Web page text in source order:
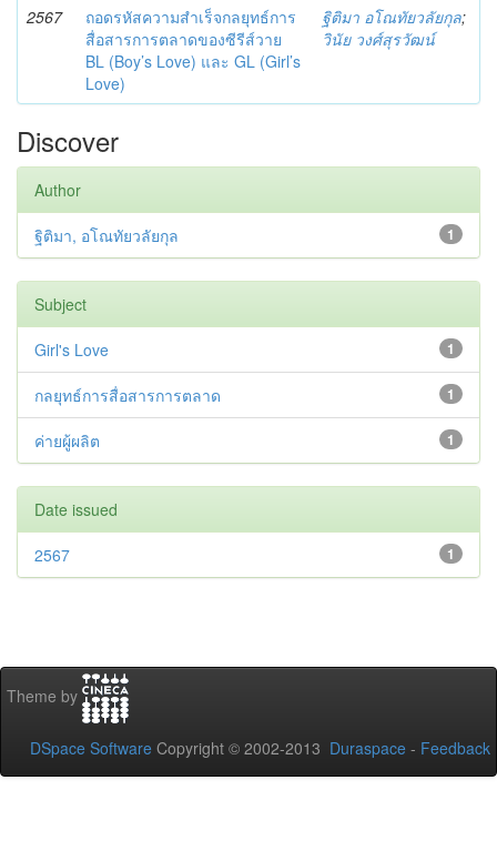
2567
ถอดรหัสความสำเร็จกลยุทธ์การ
สื่อสารการตลาดของซีรีส์วาย
BL (Boy’s Love) และ GL (Girl’s
Love)
ฐิติมา อโณทัยวลัยกุล;
วินัย วงศ์สุรวัฒน์
Discover
Author
1
ฐิติมา, อโณทัยวลัยกุล
Subject
1
Girl's Love
1
กลยุทธ์การสื่อสารการตลาด
1
ค่ายผู้ผลิต
Date issued
1
2567
Theme by
DSpace Software Copyright © 2002-2013 Duraspace - Feedback